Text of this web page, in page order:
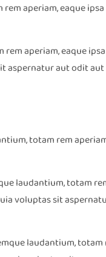
aperiam, eaque
aperiam, eaque
aspernatur aut odit
totam rem
laudantium, totam
voluptas sit
laudantium, totam